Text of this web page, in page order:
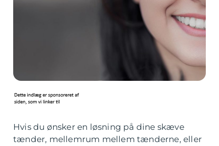
Hvis du ønsker en løsning på dine skæve
tænder, mellemrum mellem tænderne, eller